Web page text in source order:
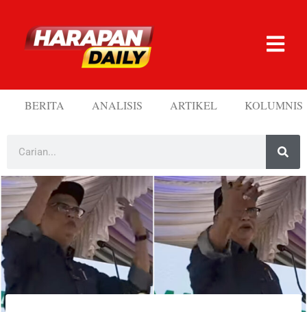
BERITA ANALISIS ARTIKEL KOLUMNIS